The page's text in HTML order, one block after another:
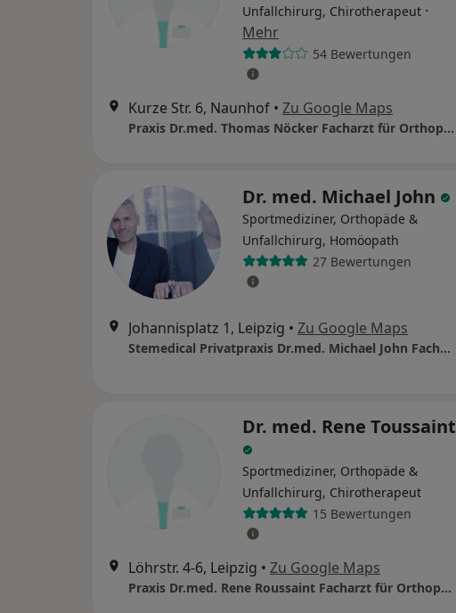
Unfallchirurg, Chirotherapeut ·
Mehr
54 Bewertungen
Kurze Str. 6, Naunhof • Zu Google Maps
Praxis Dr.med. Thomas Nöcker Facharzt für Orthopädie
Dr. med. Michael John
Sportmediziner, Orthopäde &
Unfallchirurg, Homöopath
27 Bewertungen
Johannisplatz 1, Leipzig • Zu Google Maps
Stemedical Privatpraxis Dr.med. Michael John Facharzt für Orthopädie
Dr. med. Rene Toussaint
Sportmediziner, Orthopäde &
Unfallchirurg, Chirotherapeut
15 Bewertungen
Löhrstr. 4-6, Leipzig • Zu Google Maps
Praxis Dr.med. Rene Roussaint Facharzt für Orthopädie